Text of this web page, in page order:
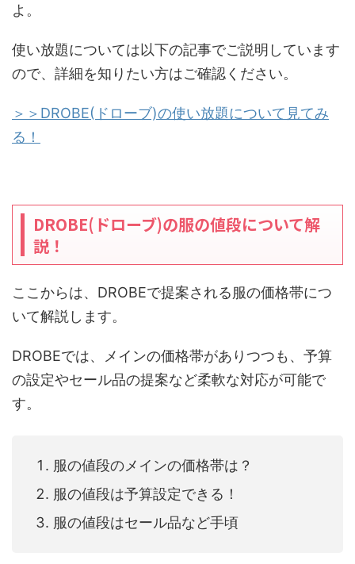
よ。
使い放題については以下の記事でご説明しています
ので、詳細を知りたい方はご確認ください。
＞＞DROBE(ドローブ)の使い放題について見てみ
る！
DROBE(ドローブ)の服の値段について解
説！
ここからは、DROBEで提案される服の価格帯につ
いて解説します。
DROBEでは、メインの価格帯がありつつも、予算
の設定やセール品の提案など柔軟な対応が可能で
す。
服の値段のメインの価格帯は？
服の値段は予算設定できる！
服の値段はセール品など手頃